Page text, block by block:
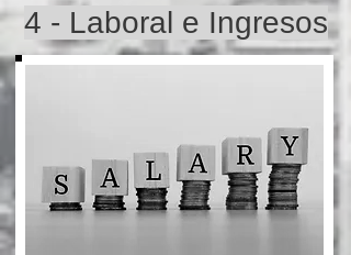
4 - Laboral e Ingresos